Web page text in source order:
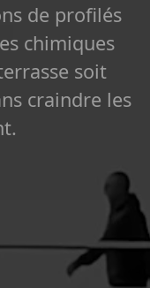
de profilés
chimiques
soit
craindre les